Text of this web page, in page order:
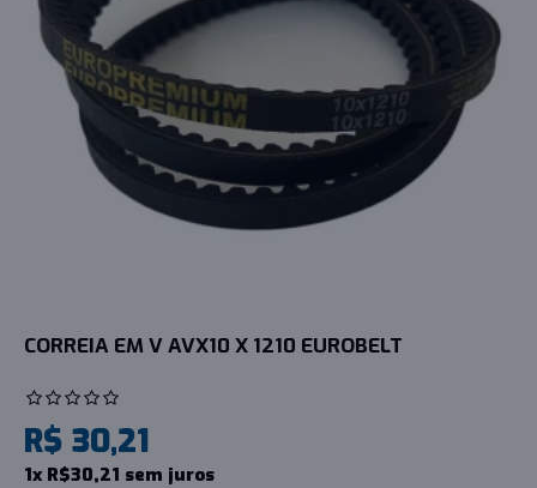
CORREIA EM V AVX10 X 1210 EUROBELT
R$ 30,21
1x R$30,21 sem juros